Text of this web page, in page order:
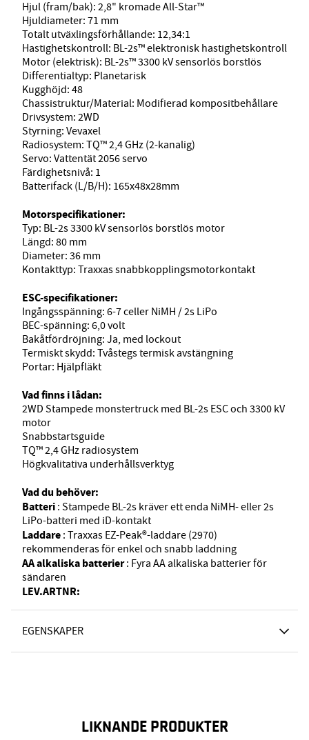
Hjul (fram/bak): 2,8" kromade All-Star™
Hjuldiameter: 71 mm
Totalt utväxlingsförhållande: 12,34:1
Hastighetskontroll: BL-2s™ elektronisk hastighetskontroll
Motor (elektrisk): BL-2s™ 3300 kV sensorlös borstlös
Differentialtyp: Planetarisk
Kugghöjd: 48
Chassistruktur/Material: Modifierad kompositbehållare
Drivsystem: 2WD
Styrning: Vevaxel
Radiosystem: TQ™ 2,4 GHz (2-kanalig)
Servo: Vattentät 2056 servo
Färdighetsnivå: 1
Batterifack (L/B/H): 165x48x28mm
Motorspecifikationer:
Typ: BL-2s 3300 kV sensorlös borstlös motor
Längd: 80 mm
Diameter: 36 mm
Kontakttyp: Traxxas snabbkopplingsmotorkontakt
ESC-specifikationer:
Ingångsspänning: 6-7 celler NiMH / 2s LiPo
BEC-spänning: 6,0 volt
Bakåtfördröjning: Ja, med lockout
Termiskt skydd: Tvåstegs termisk avstängning
Portar: Hjälpfläkt
Vad finns i lådan:
2WD Stampede monstertruck med BL-2s ESC och 3300 kV
motor
Snabbstartsguide
TQ™ 2,4 GHz radiosystem
Högkvalitativa underhållsverktyg
Vad du behöver:
Batteri : Stampede BL-2s kräver ett enda NiMH- eller 2s
LiPo-batteri med iD-kontakt
Laddare : Traxxas EZ-Peak®-laddare (2970)
rekommenderas för enkel och snabb laddning
AA alkaliska batterier : Fyra AA alkaliska batterier för
sändaren
LEV.ARTNR:
EGENSKAPER
LIKNANDE PRODUKTER